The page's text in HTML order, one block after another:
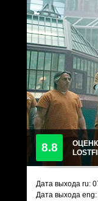
8.8
Дата выхода ru:
Дата выхода